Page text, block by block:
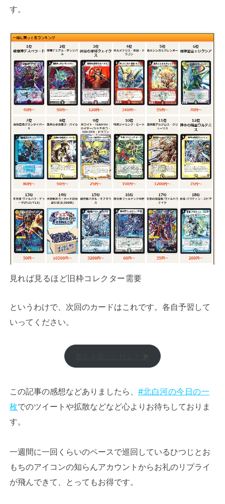
す。
見れば見るほど旧枠コレクター需要
というわけで、次回のカードはこれです。各自予習して
いってください。
この記事の感想などありましたら、 #北白河の今日の一
枚でのツイートや拡散などなど心よりお待ちしておりま
す。
一週間に一回くらいのペースで巡回しているひつじとお
もちのアイコンの知らんアカウントからお礼のリプライ
が飛んできて、とってもお得です。